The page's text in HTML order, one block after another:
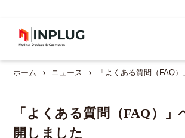
ホーム ニュース 「よくある質問（FAQ
「よくある質問（FAQ）」
開しました